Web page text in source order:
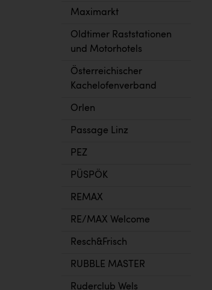
Maximarkt
Oldtimer Raststationen
und Motorhotels
Österreichischer
Kachelofenverband
Orlen
Passage Linz
PEZ
PÜSPÖK
REMAX
RE/MAX Welcome
Resch&Frisch
RUBBLE MASTER
Ruderclub Wels